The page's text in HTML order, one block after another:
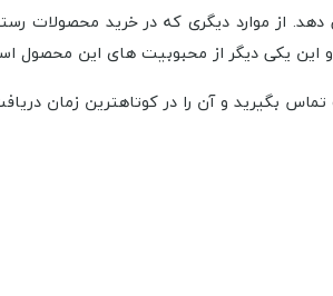
مشتریان می دهد. از موارد دیگری که در خرید
این یکی دیگر از محبوبیت های این محصول
تماس بگیرید و آن را در کوتاهترین زمان